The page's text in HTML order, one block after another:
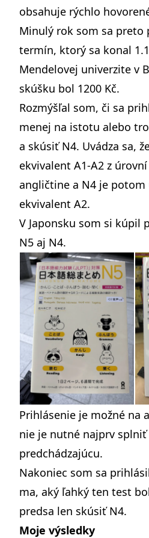
obsahuje rýchlo
Minulý rok som sa preto
termín, ktorý sa konal
Mendelovej univerzite v
skúšku bol 1200 Kč.
Rozmýšľal som, či sa
menej na istotu alebo
a skúsiť N4. Uvádza sa,
ekvivalent A1-A2 z
angličtine a N4 je potom
ekvivalent A2.
V Japonsku som si kúpil
N5 aj N4.
Prihlásenie je možné na
nie je nutné najprv splniť
predchádzajúcu.
Nakoniec som sa
ma, aký ľahký ten test
predsa len skúsiť N4.
Moje výsledky